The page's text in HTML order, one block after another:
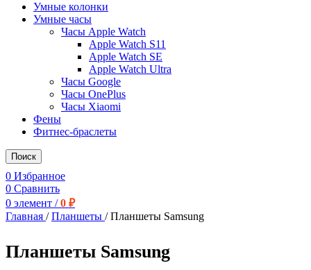
Умные колонки
Умные часы
Часы Apple Watch
Apple Watch S11
Apple Watch SE
Apple Watch Ultra
Часы Google
Часы OnePlus
Часы Xiaomi
Фены
Фитнес-браслеты
Поиск
0 Избранное
0 Сравнить
0 элемент / 0 ₽
Главная / Планшеты / Планшеты Samsung
Планшеты Samsung